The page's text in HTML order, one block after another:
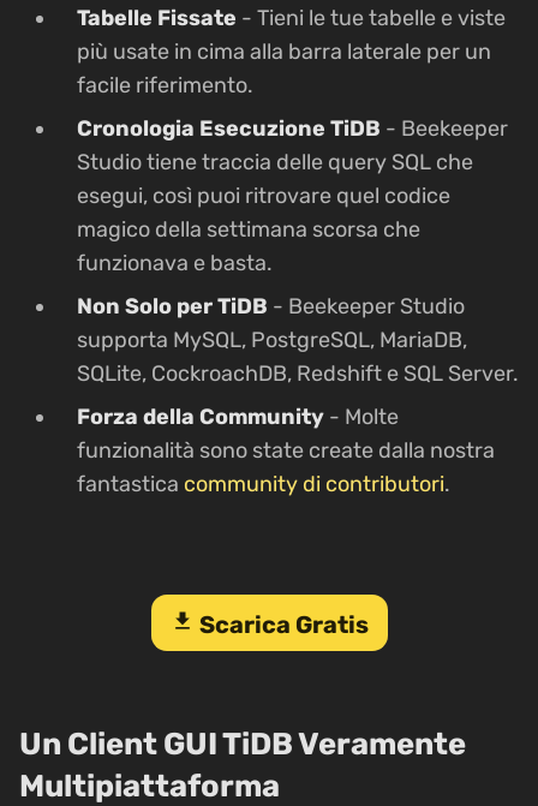
Tabelle Fissate - Tieni le tue tabelle e viste
più usate in cima alla barra laterale per un
facile riferimento.
Cronologia Esecuzione TiDB - Beekeeper
Studio tiene traccia delle query SQL che
esegui, così puoi ritrovare quel codice
magico della settimana scorsa che
funzionava e basta.
Non Solo per TiDB - Beekeeper Studio
supporta MySQL, PostgreSQL, MariaDB,
SQLite, CockroachDB, Redshift e SQL Server.
Forza della Community - Molte
funzionalità sono state create dalla nostra
fantastica community di contributori.
download Scarica Gratis
Un Client GUI TiDB Veramente
Multipiattaforma